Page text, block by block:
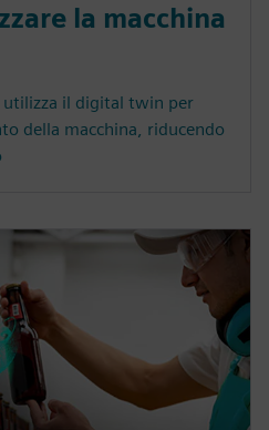
la macchina
il digital twin per
della macchina, riducendo